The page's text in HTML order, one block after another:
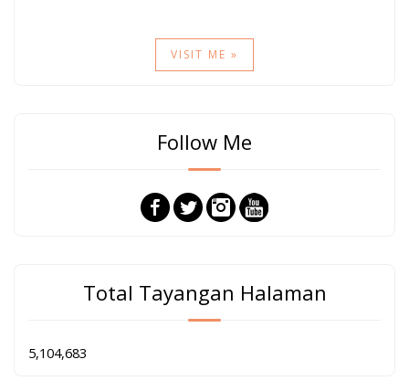
VISIT ME »
Follow Me
Total Tayangan Halaman
5,104,683